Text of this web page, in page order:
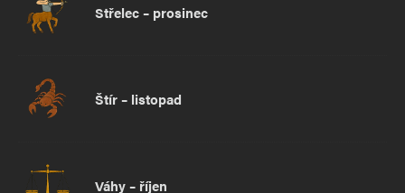
Střelec – prosinec
Štír – listopad
Váhy – říjen